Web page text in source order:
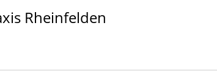
Rheinfelden